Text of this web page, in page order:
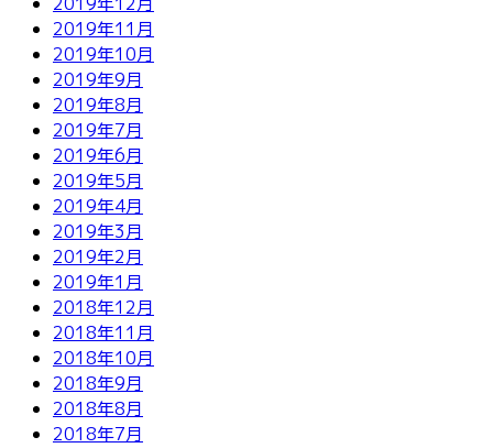
2019年11月
2019年10月
2019年9月
2019年8月
2019年7月
2019年6月
2019年5月
2019年4月
2019年3月
2019年2月
2019年1月
2018年12月
2018年11月
2018年10月
2018年9月
2018年8月
2018年7月